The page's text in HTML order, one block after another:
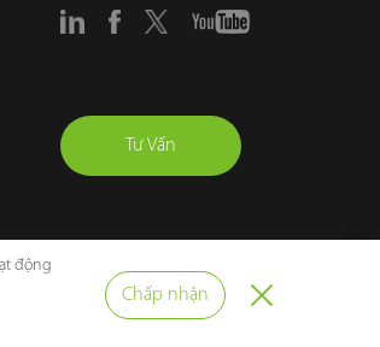
Tư Vấn
Sơ Đồ Trang Web Cookie Policy
động
Chấp nhận